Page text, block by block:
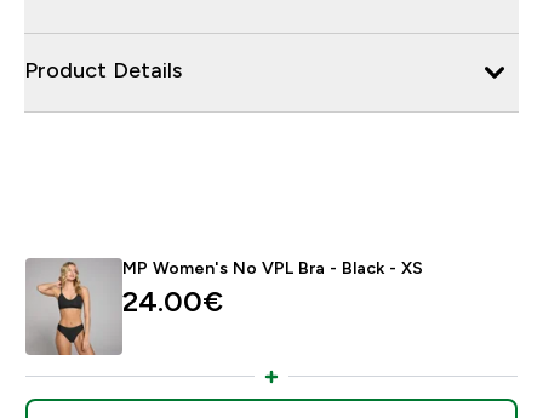
Product Details
MP Women's No VPL Bra - Black - XS
24.00€‎